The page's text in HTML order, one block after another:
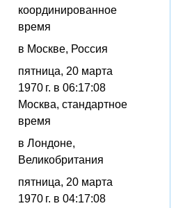
координированное
время
в Москве, Россия
пятница, 20 марта
1970 г. в 06:17:08
Москва, стандартное
время
в Лондоне,
Великобритания
пятница, 20 марта
1970 г. в 04:17:08